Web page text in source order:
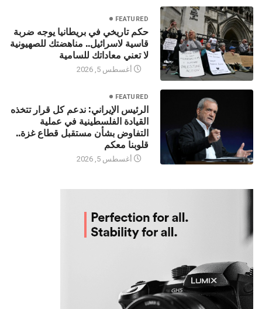
FEATURED
حكم تاريخي في بريطانيا يوجه ضربة
قاسية لاسرائيل.. مناهضتك للصهيونية
لا تعني معاداتك للسامية
أغسطس 5, 2026
FEATURED
الرئيس الإيراني: ندعم كل قرار تتخذه
القيادة الفلسطينية في عملية
التفاوض بشأن مستقبل قطاع غزة..
قلوبنا معكم
أغسطس 5, 2026